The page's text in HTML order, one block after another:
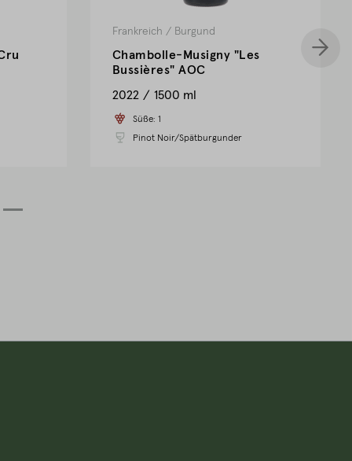
Frankreich / Burgund
Chambolle-Musigny "Les
Bussières" AOC
2022
1500 ml
Süße: 1
Pinot Noir/Spätburgunder